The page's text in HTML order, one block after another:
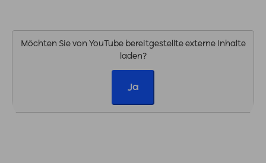
Möchten Sie von YouTubebereitgestellte externe Inhalte
laden?
Ja